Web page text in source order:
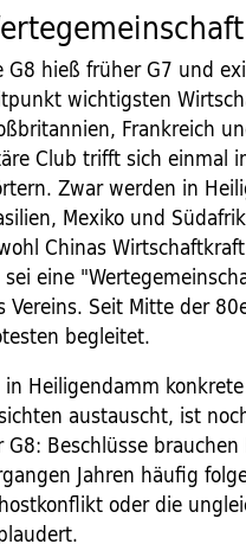
G8 hieß früher G7 und
wichtigsten
Frankreich
Club trifft sich einmal
Zwar werden in
Mexiko und
Chinas
sei eine
Vereins. Seit Mitte der
begleitet.
in Heiligendamm
austauscht, ist
G8: Beschlüsse
Jahren häufig
oder die